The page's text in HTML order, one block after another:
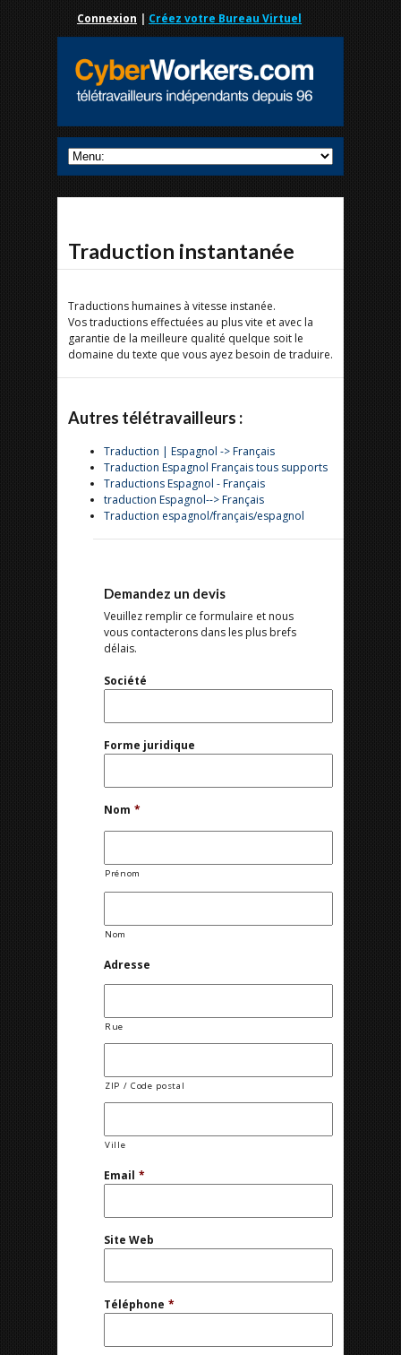
Connexion | Créez votre Bureau Virtuel
Traduction instantanée
Traductions humaines à vitesse instanée.
Vos traductions effectuées au plus vite et avec la
garantie de la meilleure qualité quelque soit le
domaine du texte que vous ayez besoin de traduire.
Autres télétravailleurs :
Traduction | Espagnol -> Français
Traduction Espagnol Français tous supports
Traductions Espagnol - Français
traduction Espagnol--> Français
Traduction espagnol/français/espagnol
Demandez un devis
Veuillez remplir ce formulaire et nous
vous contacterons dans les plus brefs
délais.
Société
Forme juridique
Nom *
Prénom
Nom
Adresse
Rue
ZIP / Code postal
Ville
Email *
Site Web
Téléphone *